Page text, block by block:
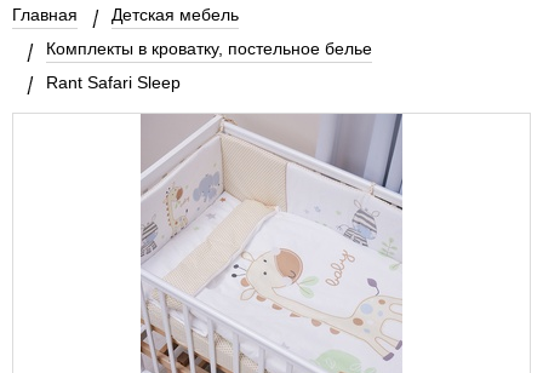
Главная
Детская мебель
Комплекты в кроватку, постельное белье
Rant Safari Sleep